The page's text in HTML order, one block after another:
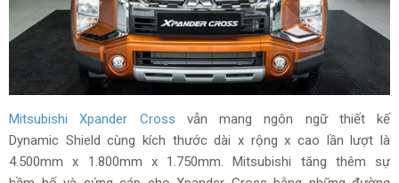
Mitsubishi Xpander Cross vẫn mang ngôn ngữ thiết kế
Dynamic Shield cùng kích thước dài x rộng x cao lần lượt là
4.500mm x 1.800mm x 1.750mm. Mitsubishi tăng thêm sự